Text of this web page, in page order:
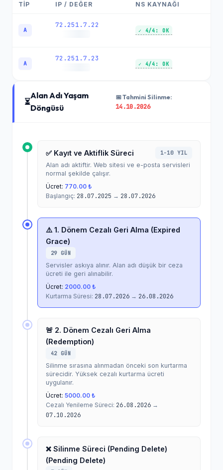
TİP IP / DEĞER NS KAYNAĞI
A
72.251.7.22
✓ 4/4: OK
A
72.251.7.23
✓ 4/4: OK
⏳
Alan Adı Yaşam
Döngüsü
📅 Tahmini Silinme:
14.10.2026
✅ Kayıt ve Aktiflik Süreci 1-10 YIL
Alan adı aktiftir. Web sitesi ve e-posta servisleri
normal şekilde çalışır.
Ücret: 770.00 ₺
Başlangıç: 28.07.2025 → 28.07.2026
⚠️ 1. Dönem Cezalı Geri Alma (Expired
Grace)
29 GÜN
Servisler askıya alınır. Alan adı düşük bir ceza
ücreti ile geri alınabilir.
Ücret: 2000.00 ₺
Kurtarma Süresi: 28.07.2026 → 26.08.2026
🚨 2. Dönem Cezalı Geri Alma
(Redemption)
42 GÜN
Silinme sırasına alınmadan önceki son kurtarma
sürecidir. Yüksek cezalı kurtarma ücreti
uygulanır.
Ücret: 5000.00 ₺
Cezalı Yenileme Süreci: 26.08.2026 →
07.10.2026
❌ Silinme Süreci (Pending Delete)
(Pending Delete)